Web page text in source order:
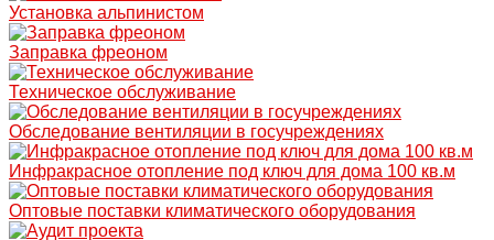
Установка альпинистом
Заправка фреоном
Техническое обслуживание
Обследование вентиляции в госучреждениях
Инфракрасное отопление под ключ для дома 100 кв.м
Оптовые поставки климатического оборудования